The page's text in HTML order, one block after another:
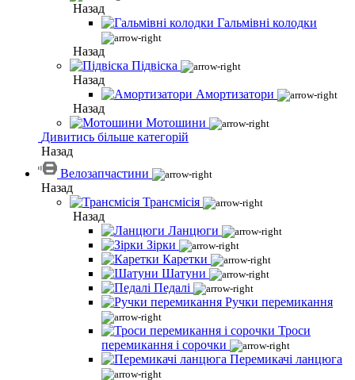
Назад
Гальмівні колодки
Назад
Підвіска
Назад
Амортизатори
Назад
Мотошини
Дивитись більше категорій
Назад
Велозапчастини
Назад
Трансмісія
Назад
Ланцюги
Зірки
Каретки
Шатуни
Педалі
Ручки перемикання
Троси
перемикання і сорочки
Перемикачі ланцюга